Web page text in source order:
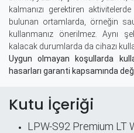
kalmanızı gerektiren
bulunan ortamlarda, örneğin
kullanmanız önerilmez. Aynı
kalacak durumlarda da cihazı
Uygun olmayan koşullarda
hasarları garanti kapsamında
Kutu İçeriği
LPW-S92 Premium LT